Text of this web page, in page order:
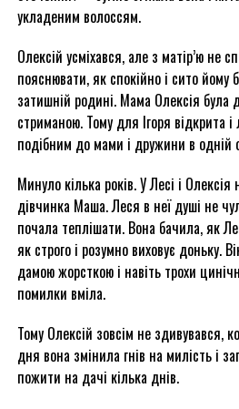
укладеним волоссям.
Олексій усміхався, але з матір’ю не
пояснювати, як спокійно і сито йому
затишній родині. Мама Олексія була
стриманою. Тому для Ігоря відкрита
подібним до мами і дружини в одній
Минуло кілька років. У Лесі і
дівчинка Маша. Леся в неї душі не
почала теплішати. Вона бачила, як
як строго і розумно виховує доньку.
дамою жорсткою і навіть трохи
помилки вміла.
Тому Олексій зовсім не здивувався,
дня вона змінила гнів на милість і
пожити на дачі кілька днів.